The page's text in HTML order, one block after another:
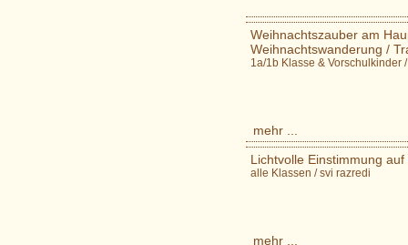
Weihnachtszauber am
Weihnachtswanderung /
1a/1b Klasse & Vorschulkinder
mehr ...
Lichtvolle Einstimmung
alle Klassen / svi razredi
mehr ...